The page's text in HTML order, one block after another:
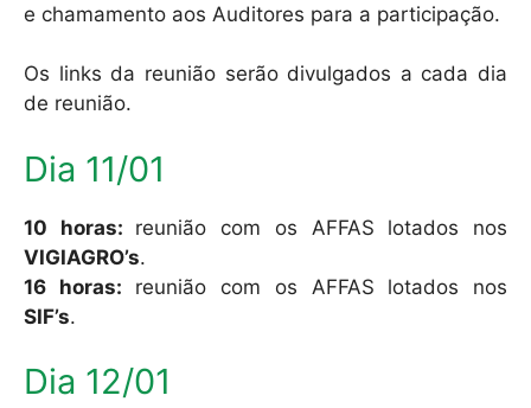
e chamamento aos Auditores para a participação.
Os links da reunião serão divulgados a cada dia
de reunião.
Dia 11/01
10 horas: reunião com os AFFAS lotados nos
VIGIAGRO’s.
16 horas: reunião com os AFFAS lotados nos
SIF’s.
Dia 12/01